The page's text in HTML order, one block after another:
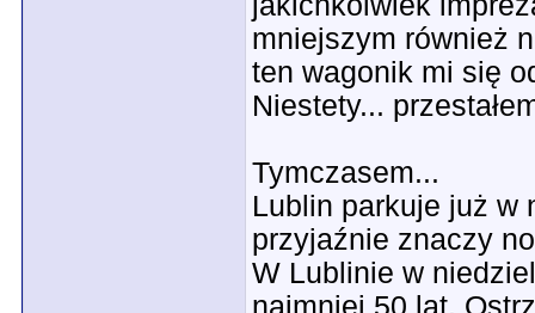
mniejszym również
ten wagonik mi się
Niestety...
Tymczasem...
Lublin parkuje już w
przyjaźnie znaczy
W Lublinie w